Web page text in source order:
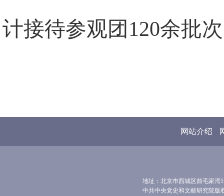
计接待参观团120余批
网站介绍
地址：北京市西城区前毛家湾
中共中央党史和文献研究院版